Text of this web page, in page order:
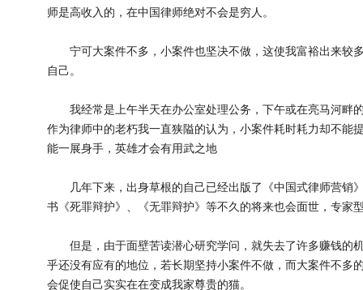
师是高收入的，在中国律师绝对不会是穷人。
宁可大案件不多，小案件也坚决不做，这使我富裕出来较
自己。
我经常是上午半天在办公室处理公务，下午或在亮马河畔
作为律师中的老朽我一直狭隘的认为，小案件耗时耗力却不能
能一展身手，英雄才会有用武之地
几年下来，出身草根的自己已经出版了《中国式律师营销
书《死罪辩护》、《无罪辩护》等不久的将来也会面世，专家
但是，由于面壁苦读潜心研究学问，就失去了许多赚钱的
乎还没有应有的地位，若长期坚持小案件不做，而大案件不多
会促使自己实实在在变成我家尊贵的猫。